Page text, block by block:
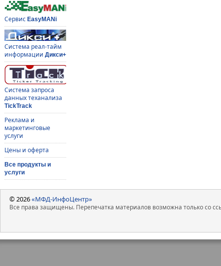
Сервис EasyMANi
Система реал-тайм
информации Дикси+
Система запроса
данных теханализа
TickTrack
Реклама и
маркетинговые
услуги
Цены и оферта
Все продукты и
услуги
© 2026«МФД-ИнфоЦентр»
Все права защищены. Перепечатка материалов возможна только со